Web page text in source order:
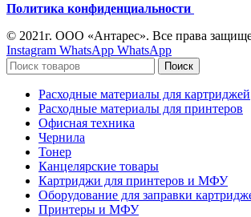
Политика конфиденциальности
© 2021г. ООО «Антарес». Все права
Instagram WhatsApp WhatsApp
Поиск
Расходные материалы для картриджей
Расходные материалы для принтеров
Офисная техника
Чернила
Тонер
Канцелярские товары
Картриджи для принтеров и МФУ
Оборудование для заправки
Принтеры и МФУ